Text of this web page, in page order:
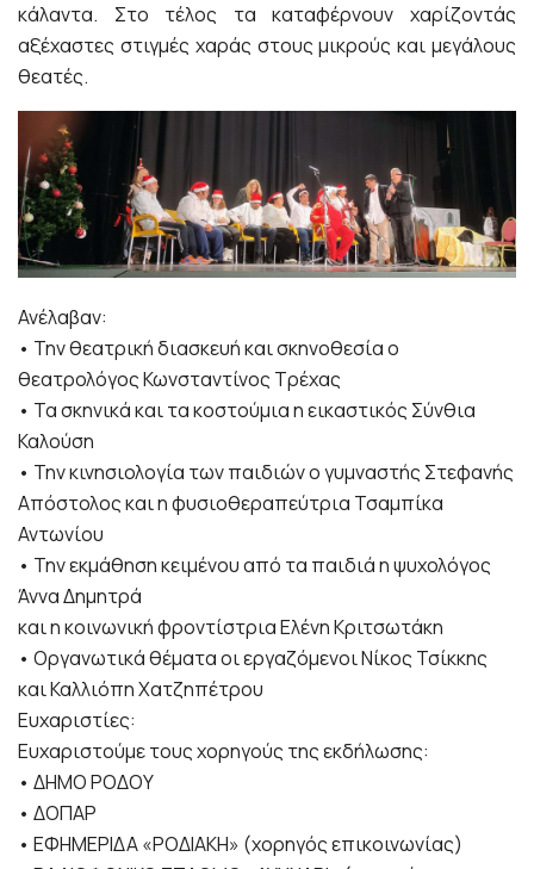
κάλαντα. Στο τέλος τα καταφέρνουν χαρίζοντάς
αξέχαστες στιγμές χαράς στους μικρούς και μεγάλους
θεατές.
Ανέλαβαν:
• Την θεατρική διασκευή και σκηνοθεσία ο
θεατρολόγος Κωνσταντίνος Τρέχας
• Τα σκηνικά και τα κοστούμια η εικαστικός Σύνθια
Καλούση
• Την κινησιολογία των παιδιών ο γυμναστής Στεφανής
Απόστολος και η φυσιοθεραπεύτρια Τσαμπίκα
Αντωνίου
• Την εκμάθηση κειμένου από τα παιδιά η ψυχολόγος
Άννα Δημητρά
και η κοινωνική φροντίστρια Ελένη Κριτσωτάκη
• Οργανωτικά θέματα οι εργαζόμενοι Νίκος Τσίκκης
και Καλλιόπη Χατζηπέτρου
Ευχαριστίες:
Ευχαριστούμε τους χορηγούς της εκδήλωσης:
• ΔΗΜΟ ΡΟΔΟΥ
• ΔΟΠΑΡ
• ΕΦΗΜΕΡΙΔΑ «ΡΟΔΙΑΚΗ» (χορηγός επικοινωνίας)